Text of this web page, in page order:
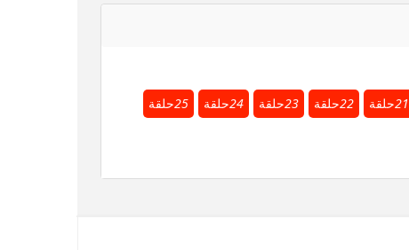
21حلقة 22حلقة 23حلقة 24حلقة 25حلقة